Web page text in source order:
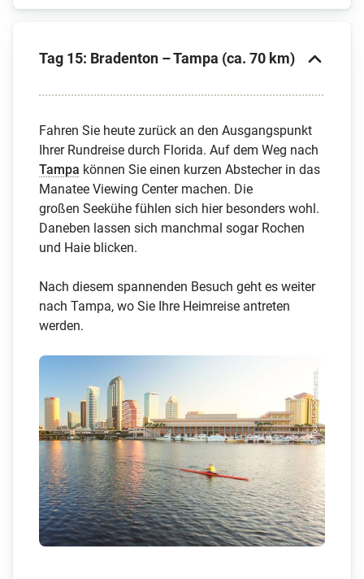
Tag 15: Bradenton – Tampa (ca. 70 km)
Fahren Sie heute zurück an den Ausgangspunkt
Ihrer Rundreise durch Florida. Auf dem Weg nach
Tampa können Sie einen kurzen Abstecher in das
Manatee Viewing Center machen. Die
großen Seekühe fühlen sich hier besonders wohl.
Daneben lassen sich manchmal sogar Rochen
und Haie blicken.
Nach diesem spannenden Besuch geht es weiter
nach Tampa, wo Sie Ihre Heimreise antreten
werden.
© TouristikSommer.co...